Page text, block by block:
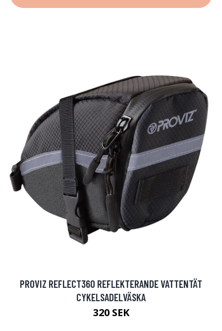
PROVIZ REFLECT360 REFLEKTERANDE VATTENTÄT
CYKELSADELVÄSKA
320 SEK